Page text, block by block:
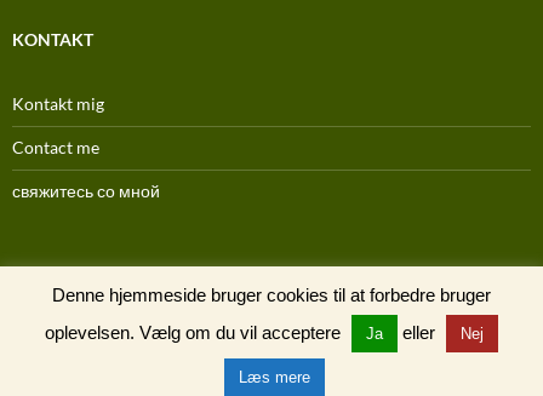
KONTAKT
Kontakt mig
Contact me
свяжитесь со мной
Denne hjemmeside bruger cookies til at forbedre bruger
oplevelsen. Vælg om du vil acceptere
Ja eller Nej
Læs mere